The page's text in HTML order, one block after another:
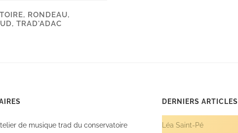
, RONDEAU,
, TRAD'ADAC
de musique trad du conservatoire
DERNIERS ARTICLES
Léa Saint-Pé